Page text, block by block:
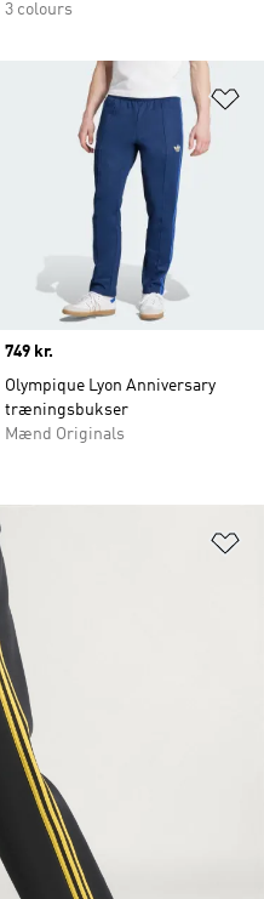
3 colours
til ønskeliste
Price
749 kr.
Olympique Lyon Anniversary
træningsbukser
Mænd Originals